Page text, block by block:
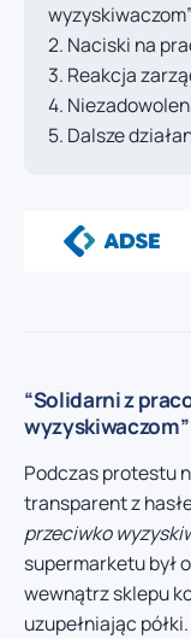
wyzyskiwaczom”
Naciski na
Reakcja
Dalsze
“Solidarni z
wyzyskiwaczom”
Podczas protestu
transparent z
przeciwko
supermarketu był
wewnątrz sklepu
uzupełniając półki.